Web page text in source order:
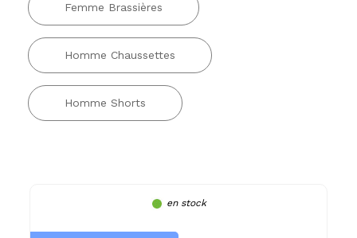
Femme Brassières
Homme Chaussettes
Homme Shorts
en stock